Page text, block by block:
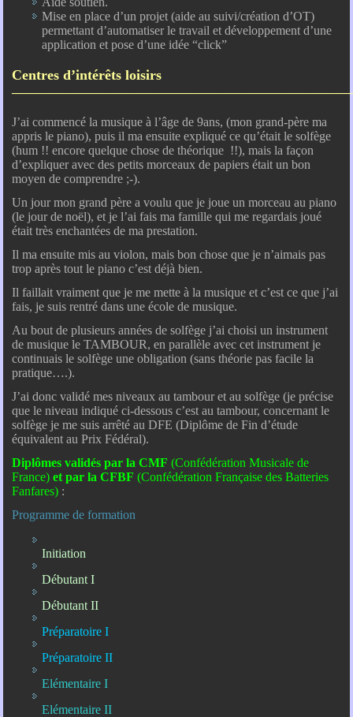
Mise en place d’un projet (aide au suivi/création d’OT)
permettant d’automatiser le travail et développement d’une
application et pose d’une idée “click”
Centres d’intérêts loisirs
J’ai commencé la musique à l’âge de 9ans, (mon grand-père ma
appris le piano), puis il ma ensuite expliqué ce qu’était le solfège
(hum !! encore quelque chose de théorique !!), mais la façon
d’expliquer avec des petits morceaux de papiers était un bon
moyen de comprendre ;-).
Un jour mon grand père a voulu que je joue un morceau au piano
(le jour de noël), et je l’ai fais ma famille qui me regardais joué
était très enchantées de ma prestation.
Il ma ensuite mis au violon, mais bon chose que je n’aimais pas
trop après tout le piano c’est déjà bien.
Il faillait vraiment que je me mette à la musique et c’est ce que j’ai
fais, je suis rentré dans une école de musique.
Au bout de plusieurs années de solfège j’ai choisi un instrument
de musique le TAMBOUR, en parallèle avec cet instrument je
continuais le solfège une obligation (sans théorie pas facile la
pratique….).
J’ai donc validé mes niveaux au tambour et au solfège (je précise
que le niveau indiqué ci-dessous c’est au tambour, concernant le
solfège je me suis arrêté au DFE (Diplôme de Fin d’étude
équivalent au Prix Fédéral).
Diplômes validés par la CMF (Confédération Musicale de
France)et par la CFBF (Confédération Française des Batteries
Fanfares) :
Programme de formation
Initiation
Débutant I
Débutant II
Préparatoire I
Préparatoire II
Elémentaire I
Elémentaire II